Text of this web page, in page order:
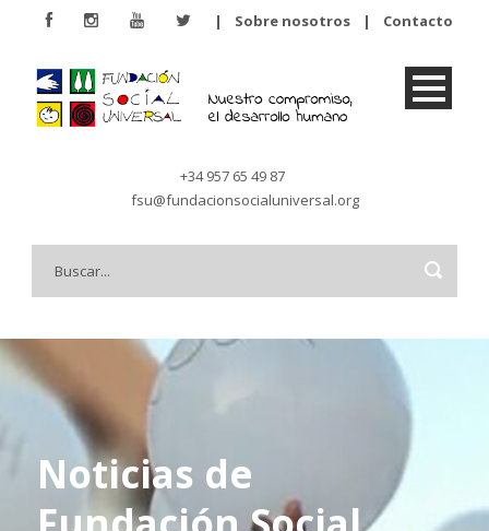
| Sobre nosotros | Contacto
+34 957 65 49 87
fsu@fundacionsocialuniversal.org
Noticias de